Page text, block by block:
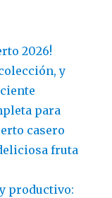
2026!
y
para
casero
fruta
productivo: